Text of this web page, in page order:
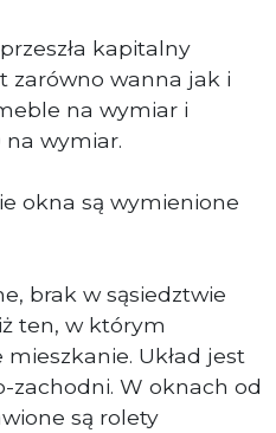
kapitalny
zarówno wanna jak i
na wymiar i
wymiar.
okna są wymienione
brak w sąsiedztwie
ten, w którym
Układ jest
zachodni. W oknach od
są rolety